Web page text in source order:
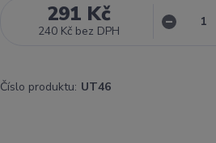
291 Kč
240 Kč bez DPH
Číslo produktu: UT46